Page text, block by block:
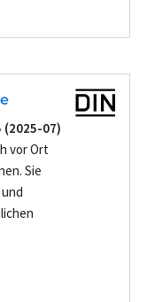
(2025-07)
vor Ort
Sie